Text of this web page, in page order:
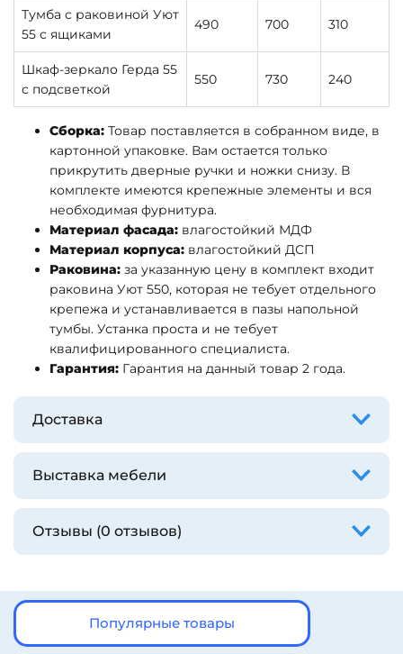
Тумба с раковиной Уют
55 с ящиками
490 700 310
Шкаф-зеркало Герда 55
с подсветкой
550 730 240
Сборка: Товар поставляется в собранном виде, в
картонной упаковке. Вам остается только
прикрутить дверные ручки и ножки снизу. В
комплекте имеются крепежные элементы и вся
необходимая фурнитура.
Материал фасада: влагостойкий МДФ
Материал корпуса: влагостойкий ДСП
Раковина: за указанную цену в комплект входит
раковина Уют 550, которая не тебует отдельного
крепежа и устанавливается в пазы напольной
тумбы. Устанка проста и не тебует
квалифицированного специалиста.
Гарантия: Гарантия на данный товар 2 года.
Доставка
Выставка мебели
Отзывы (0 отзывов)
Популярные товары